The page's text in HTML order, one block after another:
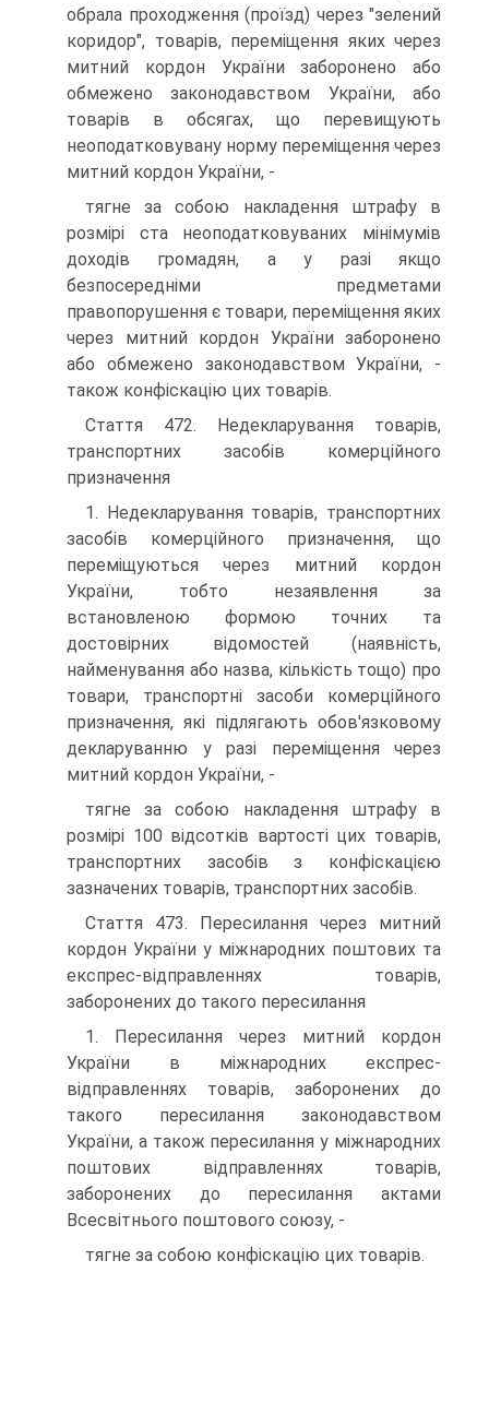
обрала проходження (проїзд) через "зелений
коридор", товарів, переміщення яких через
митний кордон України заборонено або
обмежено законодавством України, або
товарів в обсягах, що перевищують
неоподатковувану норму переміщення через
митний кордон України, -
тягне за собою накладення штрафу в
розмірі ста неоподатковуваних мінімумів
доходів громадян, а у разі якщо
безпосередніми предметами
правопорушення є товари, переміщення яких
через митний кордон України заборонено
або обмежено законодавством України, -
також конфіскацію цих товарів.
Стаття 472. Недекларування товарів,
транспортних засобів комерційного
призначення
1. Недекларування товарів, транспортних
засобів комерційного призначення, що
переміщуються через митний кордон
України, тобто незаявлення за
встановленою формою точних та
достовірних відомостей (наявність,
найменування або назва, кількість тощо) про
товари, транспортні засоби комерційного
призначення, які підлягають обов'язковому
декларуванню у разі переміщення через
митний кордон України, -
тягне за собою накладення штрафу в
розмірі 100 відсотків вартості цих товарів,
транспортних засобів з конфіскацією
зазначених товарів, транспортних засобів.
Стаття 473. Пересилання через митний
кордон України у міжнародних поштових та
експрес-відправленнях товарів,
заборонених до такого пересилання
1. Пересилання через митний кордон
України в міжнародних експрес-
відправленнях товарів, заборонених до
такого пересилання законодавством
України, а також пересилання у міжнародних
поштових відправленнях товарів,
заборонених до пересилання актами
Всесвітнього поштового союзу, -
тягне за собою конфіскацію цих товарів.